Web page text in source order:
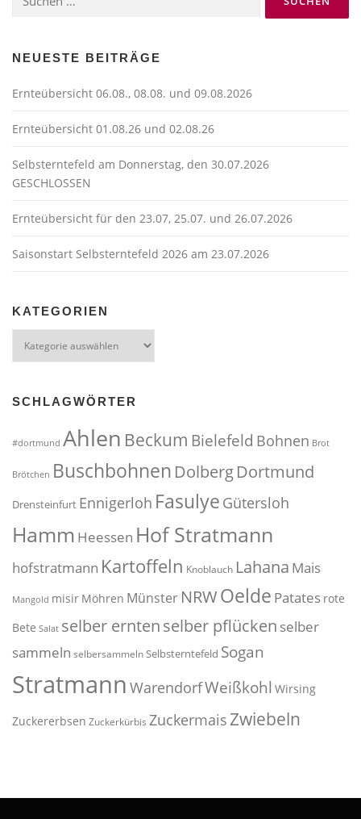
nach:
NEUESTE BEITRÄGE
Ernteübersicht 06.08., 08.08. und 09.08.2026
Ernteübersicht 01.08.26 und 02.08.26
Selbsterntefeld am Donnerstag, den 30.07.2026
GESCHLOSSEN
Ernteübersicht für den 23.07, 25.07. und 26.07.2026
Saisonstart Selbsterntefeld 2026 am 23.07.2026
KATEGORIEN
SCHLAGWÖRTER
#dortmund Ahlen Beckum Bielefeld Bohnen Brot
Brötchen Buschbohnen DolbergDortmund
Drensteinfurt Ennigerloh Fasulye Gütersloh
Hamm Heessen Hof Stratmann
hofstratmann Kartoffeln Knoblauch Lahana Mais
Mangold misir Möhren Münster NRWOelde Patates rote
Bete Salat selber erntenselber pflücken selber
sammeln selbersammelnSelbsterntefeld Sogan
Stratmann WarendorfWeißkohl Wirsing
Zuckererbsen Zuckerkürbis Zuckermais Zwiebeln